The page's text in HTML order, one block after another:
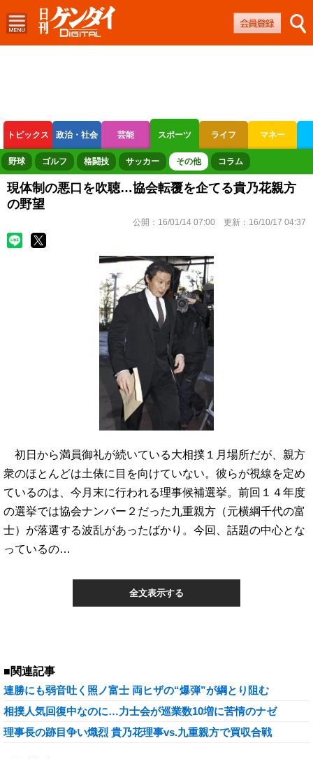
トピックス 政治・社会 芸能 スポーツ ライフ マネー
ボートレース 競輪 オートレース
野球 ゴルフ 格闘技 サッカー その他 コラム
現体制の悪口を吹聴…協会転覆を企てる貴乃花親方
の野望
公開： 16/01/14 07:00 更新： 16/10/17 04:37
初日から満員御礼が続いている大相撲１月場所だが、親方
衆のほとんどは土俵に目を向けていない。彼らが視線を定め
ているのは、今月末に行われる理事候補選挙。前回１４年度
の選挙では協会ナンバー２だった九重親方（元横綱千代の富
士）が落選する波乱があったばかり。今回、話題の中心とな
っているの…
全文表示する
■関連記事
連勝にも弱音吐く照ノ富士 両ヒザの“爆弾”が綱とり阻む
相撲人気回復中なのに…力士会が巡業数10増に苦情のナゼ
理事長の跡目争い熾烈 貴乃花理事vs.九重親方で買収合戦